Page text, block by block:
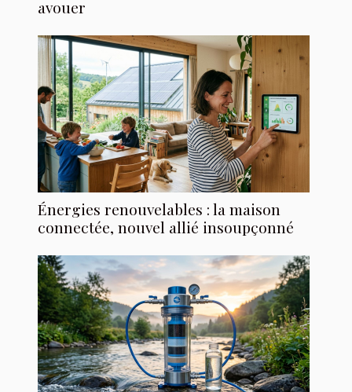
avouer
Énergies renouvelables : la maison
connectée, nouvel allié insoupçonné